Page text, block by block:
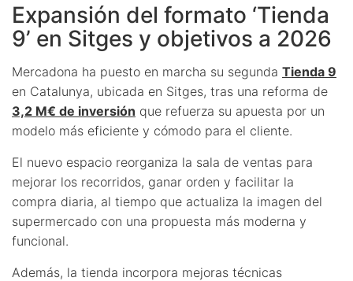
Expansión del formato ‘Tienda
9’ en Sitges y objetivos a 2026
Mercadona ha puesto en marcha su segunda Tienda 9
en Catalunya, ubicada en Sitges, tras una reforma de
3,2 M€ de inversión que refuerza su apuesta por un
modelo más eficiente y cómodo para el cliente.
El nuevo espacio reorganiza la sala de ventas para
mejorar los recorridos, ganar orden y facilitar la
compra diaria, al tiempo que actualiza la imagen del
supermercado con una propuesta más moderna y
funcional.
Además, la tienda incorpora mejoras técnicas